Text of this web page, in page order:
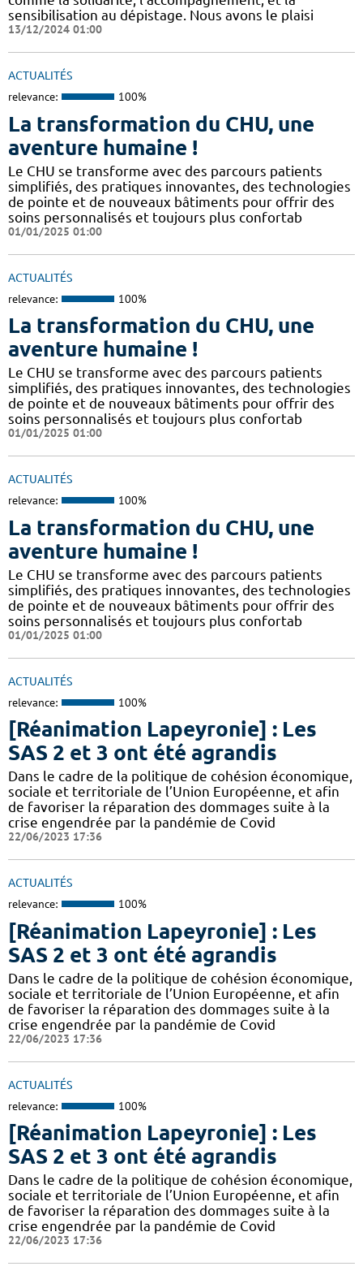
sensibilisation au dépistage. Nous avons le plaisi
13/12/2024 01:00
ACTUALITÉS
relevance: 100%
La transformation du CHU, une
aventure humaine !
Le CHU se transforme avec des parcours patients
simplifiés, des pratiques innovantes, des technologies
de pointe et de nouveaux bâtiments pour offrir des
soins personnalisés et toujours plus confortab
01/01/2025 01:00
ACTUALITÉS
relevance: 100%
La transformation du CHU, une
aventure humaine !
Le CHU se transforme avec des parcours patients
simplifiés, des pratiques innovantes, des technologies
de pointe et de nouveaux bâtiments pour offrir des
soins personnalisés et toujours plus confortab
01/01/2025 01:00
ACTUALITÉS
relevance: 100%
La transformation du CHU, une
aventure humaine !
Le CHU se transforme avec des parcours patients
simplifiés, des pratiques innovantes, des technologies
de pointe et de nouveaux bâtiments pour offrir des
soins personnalisés et toujours plus confortab
01/01/2025 01:00
ACTUALITÉS
relevance: 100%
[Réanimation Lapeyronie] : Les
SAS 2 et 3 ont été agrandis
Dans le cadre de la politique de cohésion économique,
sociale et territoriale de l’Union Européenne, et afin
de favoriser la réparation des dommages suite à la
crise engendrée par la pandémie de Covid
22/06/2023 17:36
ACTUALITÉS
relevance: 100%
[Réanimation Lapeyronie] : Les
SAS 2 et 3 ont été agrandis
Dans le cadre de la politique de cohésion économique,
sociale et territoriale de l’Union Européenne, et afin
de favoriser la réparation des dommages suite à la
crise engendrée par la pandémie de Covid
22/06/2023 17:36
ACTUALITÉS
relevance: 100%
[Réanimation Lapeyronie] : Les
SAS 2 et 3 ont été agrandis
Dans le cadre de la politique de cohésion économique,
sociale et territoriale de l’Union Européenne, et afin
de favoriser la réparation des dommages suite à la
crise engendrée par la pandémie de Covid
22/06/2023 17:36